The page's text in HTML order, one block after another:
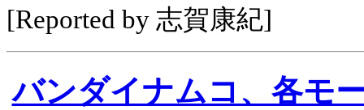
[Reported by 志賀康紀]
バンダイナムコ、各モ